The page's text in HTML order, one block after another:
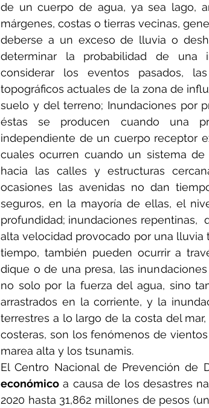
de un cuerpo de agua, ya sea lago,
márgenes, costas o tierras vecinas,
deberse a un exceso de lluvia o
determinar la probabilidad de una
considerar los eventos pasados,
topográficos actuales de la zona de
suelo y del terreno; Inundaciones por
éstas se producen cuando una
independiente de un cuerpo receptor
cuales ocurren cuando un sistema
hacia las calles y estructuras
ocasiones las avenidas no dan
seguros, en la mayoría de ellas, el
profundidad; inundaciones repentinas,
alta velocidad provocado por una
tiempo, también pueden ocurrir a
dique o de una presa, las
no solo por la fuerza del agua, sino
arrastrados en la corriente, y la
terrestres a lo largo de la costa del
costeras, son los fenómenos de
marea alta y los tsunamis.
El Centro Nacional de Prevención de
económico a causa de los desastres
2020 hasta 31,862 millones de pesos